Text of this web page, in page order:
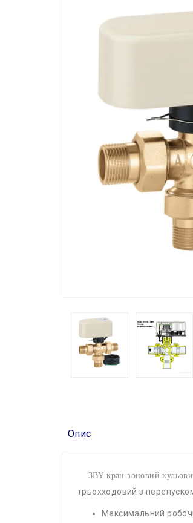
Опис
3BY кран зоновий
трьохходовий з
Максимальний